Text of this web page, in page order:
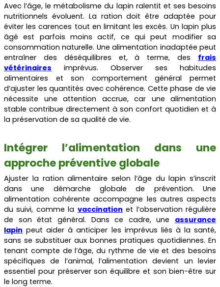
Avec l’âge, le métabolisme du lapin ralentit et ses besoins
nutritionnels évoluent. La ration doit être adaptée pour
éviter les carences tout en limitant les excès. Un lapin plus
âgé est parfois moins actif, ce qui peut modifier sa
consommation naturelle. Une alimentation inadaptée peut
entraîner des déséquilibres et, à terme, des frais
vétérinaires
imprévus. Observer ses habitudes
alimentaires et son comportement général permet
d’ajuster les quantités avec cohérence. Cette phase de vie
nécessite une attention accrue, car une alimentation
stable contribue directement à son confort quotidien et à
la préservation de sa qualité de vie.
Intégrer l’alimentation dans une
approche préventive globale
Ajuster la ration alimentaire selon l’âge du lapin s’inscrit
dans une démarche globale de prévention. Une
alimentation cohérente accompagne les autres aspects
du suivi, comme la vaccination et l’observation régulière
de son état général. Dans ce cadre, une assurance
lapin peut aider à anticiper les imprévus liés à la santé,
sans se substituer aux bonnes pratiques quotidiennes. En
tenant compte de l’âge, du rythme de vie et des besoins
spécifiques de l’animal, l’alimentation devient un levier
essentiel pour préserver son équilibre et son bien-être sur
le long terme.